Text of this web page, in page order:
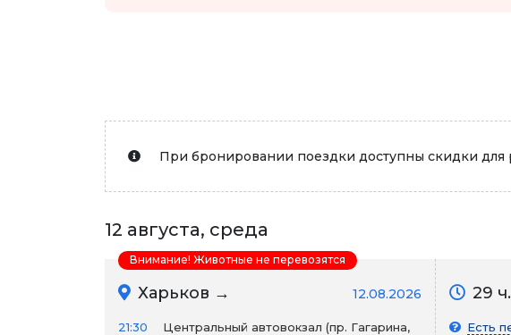
При бронировании поездки доступны скидки для
12 августа, среда
Харьков → 12.08.2026
21:30
Центральный автовокзал (пр. Гагарина,
29
Есть
Внимание! Животные не перевозятся